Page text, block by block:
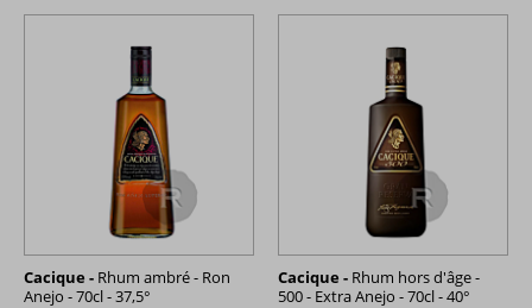
Cacique - Rhum ambré - Ron
Anejo - 70cl - 37,5°
Cacique - Rhum hors d'âge -
500 - Extra Anejo - 70cl - 40°